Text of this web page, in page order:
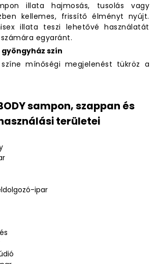
illata hajmosás, tusolás vagy
kellemes, frissítő élményt nyújt.
illata teszi lehetővé használatát
egyaránt.
szín
mínőségi megjelenést tükröz a
sampon, szappan és
területei
ipar